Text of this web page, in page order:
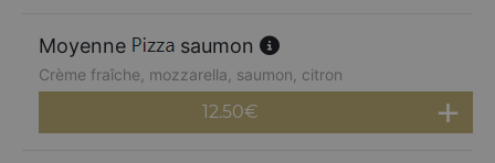
Moyenne saumon
Crème fraîche, mozzarella, saumon, citron
12.50€